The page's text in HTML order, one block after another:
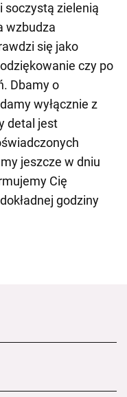
soczystą zielenią
wzbudza
się jako
czy po
Dbamy o
wyłącznie z
detal jest
jeszcze w dniu
Cię
godziny